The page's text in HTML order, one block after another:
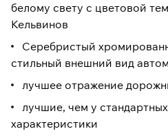
белому свету с цветовой
Кельвинов
Серебристый
стильный внешний вид
лучшее отражение
лучшие, чем у
характеристики